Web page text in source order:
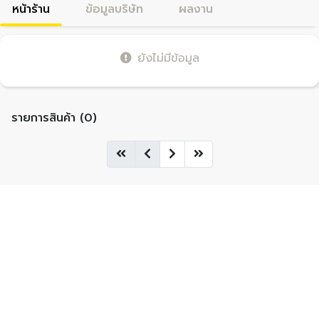
หน้าร้าน ข้อมูลบริษัท ผลงาน
ยังไม่มีข้อมูล
รายการสินค้า (0)